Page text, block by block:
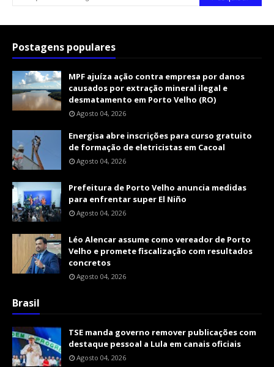
Postagens populares
MPF ajuíza ação contra empresa por danos
causados por extração mineral ilegal e
desmatamento em Porto Velho (RO)
Agosto 04, 2026
Energisa abre inscrições para curso gratuito
de formação de eletricistas em Cacoal
Agosto 04, 2026
Prefeitura de Porto Velho anuncia medidas
para enfrentar super El Niño
Agosto 04, 2026
Léo Alencar assume como vereador de Porto
Velho e promete fiscalização com resultados
concretos
Agosto 04, 2026
Brasil
TSE manda governo remover publicações com
destaque pessoal a Lula em canais oficiais
Agosto 04, 2026